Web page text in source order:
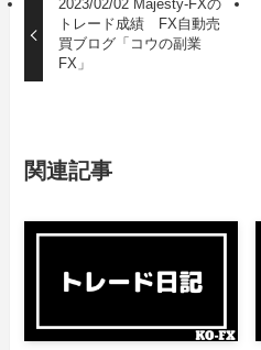
2023/02/02 Majesty-FXの
トレード成績 FX自動売
買ブログ「コウの副業
FX」
関連記事